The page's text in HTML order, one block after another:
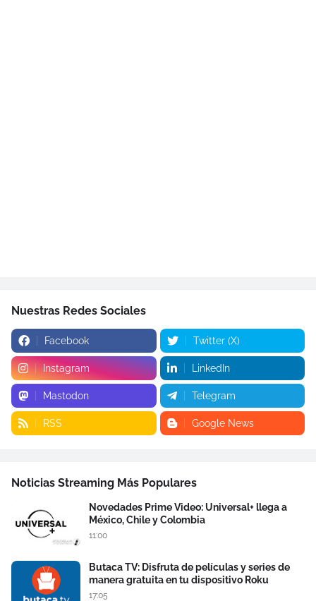
Nuestras Redes Sociales
Facebook Twitter (X)
Instagram LinkedIn
Mastodon Telegram
RSS Google News
Noticias Streaming Más Populares
Novedades Prime Video: Universal+ llega a
México, Chile y Colombia
11:00
Butaca TV: Disfruta de películas y series de
manera gratuita en tu dispositivo Roku
17:05